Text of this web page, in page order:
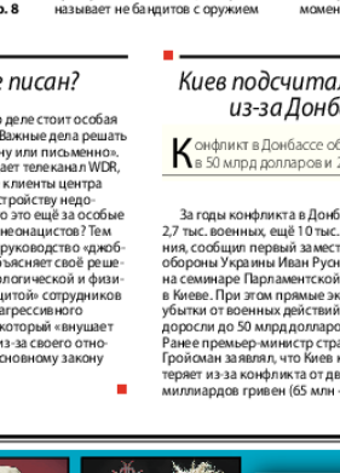
Изюм
Клан
Кругозор плюс!
Life in Франкфурт